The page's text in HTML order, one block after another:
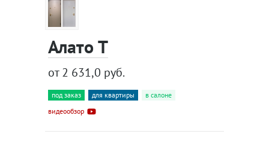
Алато Т
от 2 631,0 руб.
под заказ для квартиры
в салоне
видеообзор